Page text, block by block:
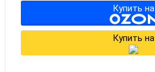
Купить на
Купить на